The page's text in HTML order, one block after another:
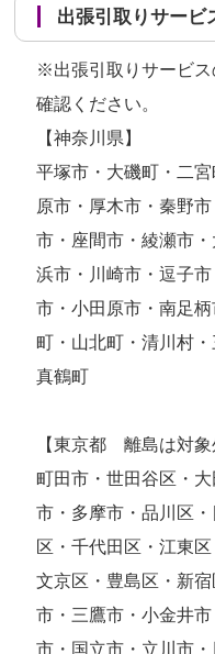
出張引取りサー
※出張引取りサービス
確認ください。
【神奈川県】
平塚市・大磯町・二
原市・厚木市・秦野
市・座間市・綾瀬市
浜市・川崎市・逗子
市・小田原市・南足
町・山北町・清川村
真鶴町
【東京都 離島は対象
町田市・世田谷区・
市・多摩市・品川区
区・千代田区・江東
文京区・豊島区・新
市・三鷹市・小金井
市・国立市・立川市